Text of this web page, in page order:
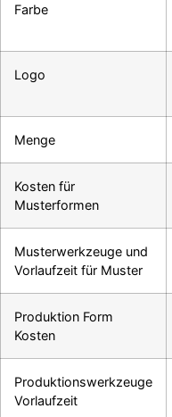
Farbe
Logo
Menge
Kosten für
Musterformen
Musterwerkzeuge und
Vorlaufzeit für Muster
Produktion Form
Kosten
Produktionswerkzeuge
Vorlaufzeit